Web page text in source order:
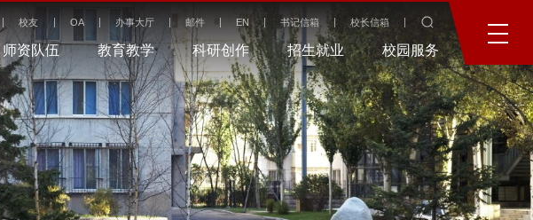
校友 OA 办事大厅 邮件 EN 书记信箱 校长信箱
师资队伍 教育教学 科研创作 招生就业 校园服务